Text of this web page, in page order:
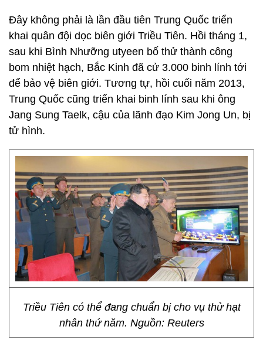
Đây không phải là lần đầu tiên Trung Quốc triển
khai quân đội dọc biên giới Triều Tiên. Hồi tháng 1,
sau khi Bình Nhưỡng utyeen bố thử thành công
bom nhiệt hạch, Bắc Kinh đã cử 3.000 binh lính tới
để bảo vệ biên giới. Tương tự, hồi cuối năm 2013,
Trung Quốc cũng triển khai binh lính sau khi ông
Jang Sung Taelk, cậu của lãnh đạo Kim Jong Un, bị
tử hình.
Triều Tiên có thể đang chuẩn bị cho vụ thử hạt
nhân thứ năm. Nguồn: Reuters